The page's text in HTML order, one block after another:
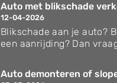
Auto met blikschade
12-04-2026
Blikschade aan je auto?
een aanrijding? Dan
Auto demonteren of